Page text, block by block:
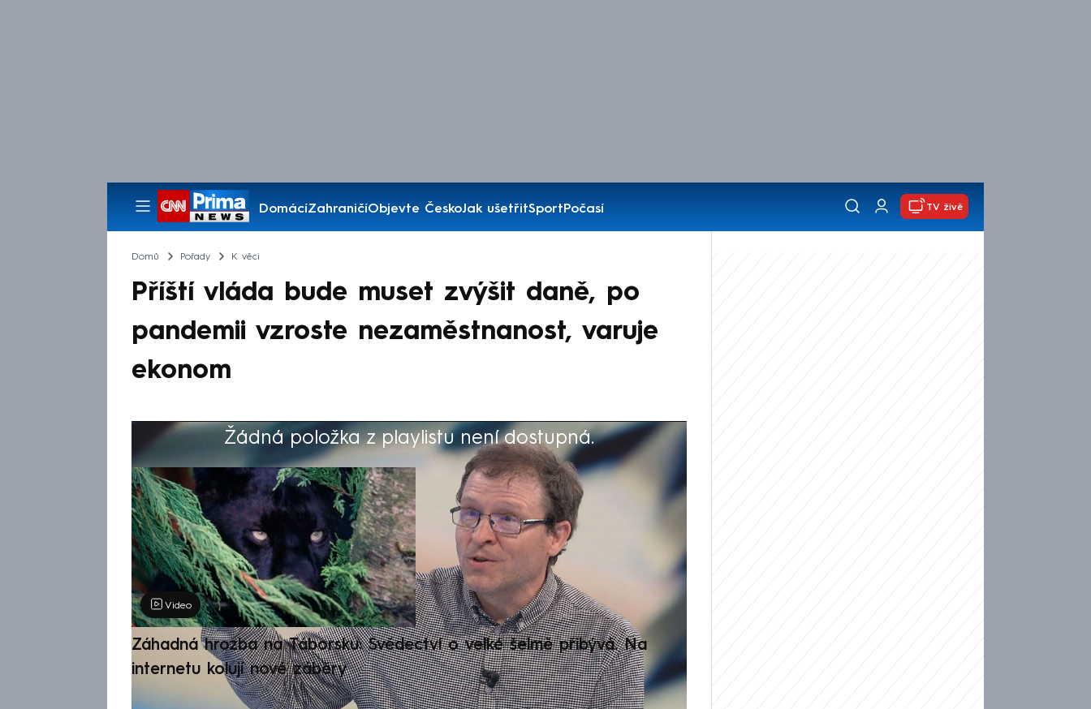
DomácíZahraničíObjevte ČeskoJak ušetřitSportPočasí
Pořady
TV živě
Domů Pořady K věci
Příští vláda bude muset zvýšit daně, po
pandemii vzroste nezaměstnanost, varuje
ekonom
Žádná položka z playlistu není dostupná.
Výběr redakce
Video
Záhadná hrozba na Táborsku: Svědectví o velké šelmě přibývá. Na
internetu kolují nové záběry